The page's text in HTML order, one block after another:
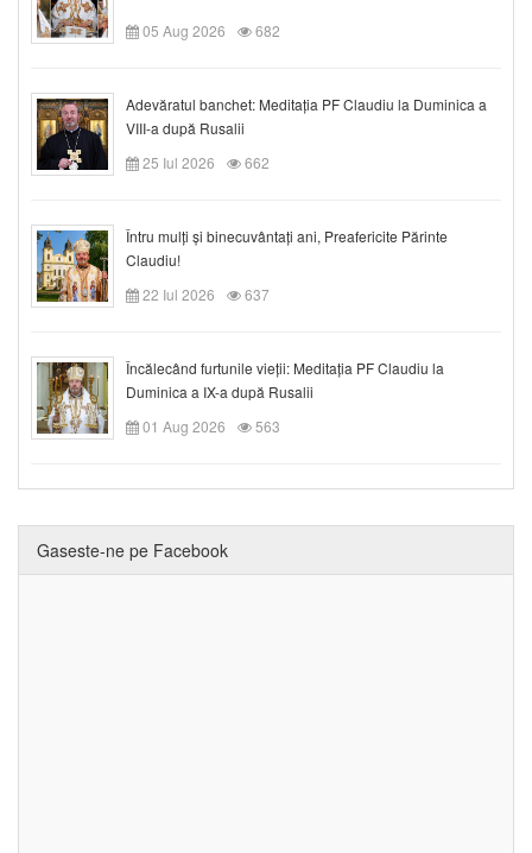
05 Aug 2026 682
Adevăratul banchet: Meditația PF Claudiu la Duminica a
VIII-a după Rusalii
25 Iul 2026
662
Întru mulți și binecuvântați ani, Preafericite Părinte
Claudiu!
22 Iul 2026
637
Încălecând furtunile vieții: Meditația PF Claudiu la
Duminica a IX-a după Rusalii
01 Aug 2026
563
Gaseste-ne pe Facebook